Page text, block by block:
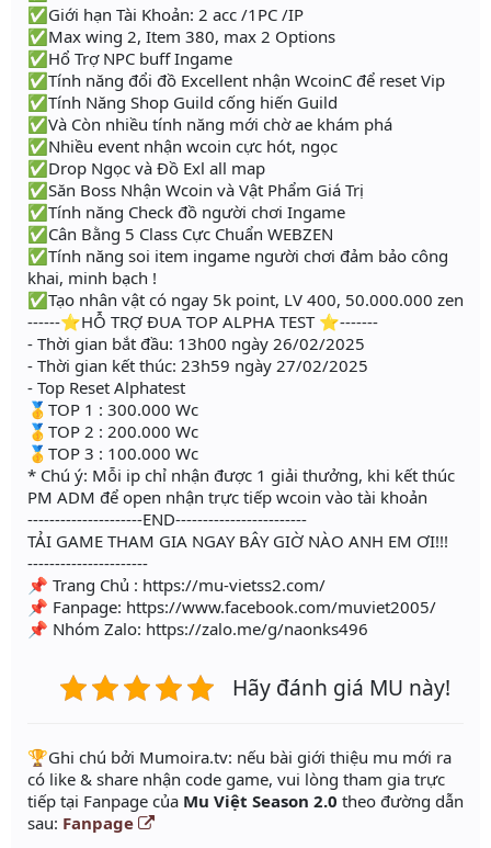
✅Giới hạn Tài Khoản: 2 acc /1PC /IP
✅Max wing 2, Item 380, max 2 Options
✅Hổ Trợ NPC buff Ingame
✅Tính năng đổi đồ Excellent nhận WcoinC để reset Vip
✅Tính Năng Shop Guild cống hiến Guild
✅Và Còn nhiều tính năng mới chờ ae khám phá
✅Nhiều event nhận wcoin cực hót, ngọc
✅Drop Ngọc và Đồ Exl all map
✅Săn Boss Nhận Wcoin và Vật Phẩm Giá Trị
✅Tính năng Check đồ người chơi Ingame
✅Cân Bằng 5 Class Cực Chuẩn WEBZEN
✅Tính năng soi item ingame người chơi đảm bảo công
khai, minh bạch !
✅Tạo nhân vật có ngay 5k point, LV 400, 50.000.000 zen
------⭐HỖ TRỢ ĐUA TOP ALPHA TEST ⭐-------
- Thời gian bắt đầu: 13h00 ngày 26/02/2025
- Thời gian kết thúc: 23h59 ngày 27/02/2025
- Top Reset Alphatest
🥇TOP 1 : 300.000 Wc
🥇TOP 2 : 200.000 Wc
🥇TOP 3 : 100.000 Wc
* Chú ý: Mỗi ip chỉ nhận được 1 giải thưởng, khi kết thúc
PM ADM để open nhận trực tiếp wcoin vào tài khoản
---------------------END------------------------
TẢI GAME THAM GIA NGAY BÂY GIỜ NÀO ANH EM ƠI!!!
----------------------
📌 Trang Chủ : https://mu-vietss2.com/
📌 Fanpage: https://www.facebook.com/muviet2005/
📌 Nhóm Zalo: https://zalo.me/g/naonks496
Hãy đánh giá MU này!
️🏆Ghi chú bởi Mumoira.tv: nếu bài giới thiệu mu mới ra
có like & share nhận code game, vui lòng tham gia trực
tiếp tại Fanpage của Mu Việt Season 2.0 theo đường dẫn
sau: Fanpage